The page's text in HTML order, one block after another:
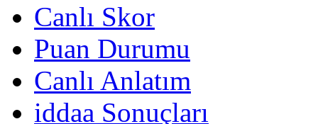
Canlı Skor
Puan Durumu
Canlı Anlatım
iddaa Sonuçları